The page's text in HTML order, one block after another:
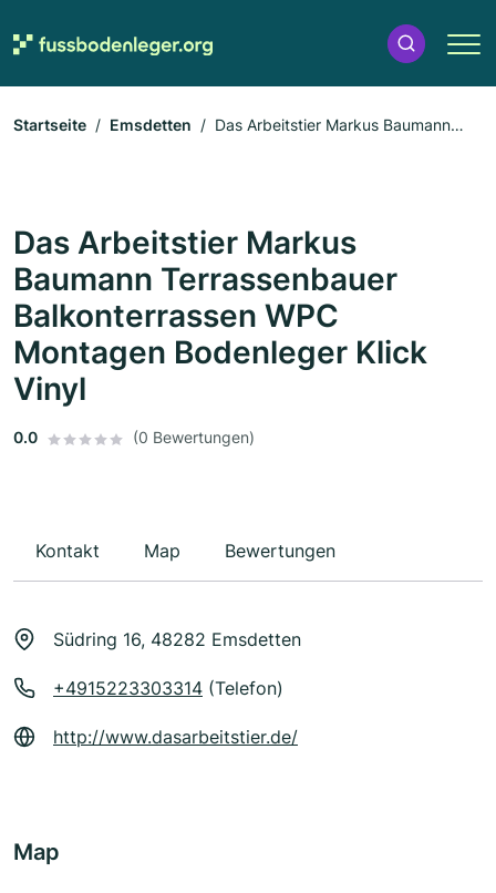
Startseite Emsdetten
Das Arbeitstier Markus Baumann
Das Arbeitstier Markus
Baumann Terrassenbauer
Balkonterrassen WPC
Montagen Bodenleger Klick
Vinyl
0.0 (0 Bewertungen)
Kontakt Map Bewertungen
Südring 16, 48282 Emsdetten
+4915223303314 (Telefon)
http://www.dasarbeitstier.de/
Map